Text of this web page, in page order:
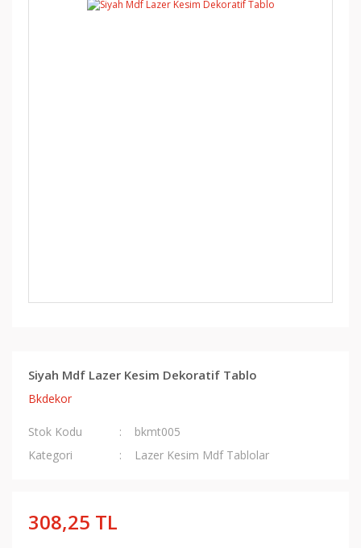
Siyah Mdf Lazer Kesim Dekoratif Tablo
Bkdekor
Stok Kodu
bkmt005
Kategori
Lazer Kesim Mdf Tablolar
308,25 TL